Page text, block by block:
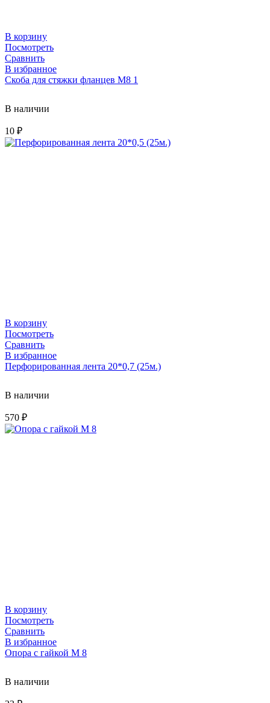
В корзину
Посмотреть
Сравнить
В избранное
Скоба для стяжки фланцев M8 1
В наличии
10 ₽
В корзину
Посмотреть
Сравнить
В избранное
Перфорированная лента 20*0,7 (25м.)
В наличии
570 ₽
В корзину
Посмотреть
Сравнить
В избранное
Опора с гайкой M 8
В наличии